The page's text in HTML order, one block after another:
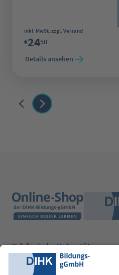
Regulärer Preis:
inkl. MwSt. zzgl. Versand
€2450
Details ansehen
Telefonische Unterstützung
0228 6205 205